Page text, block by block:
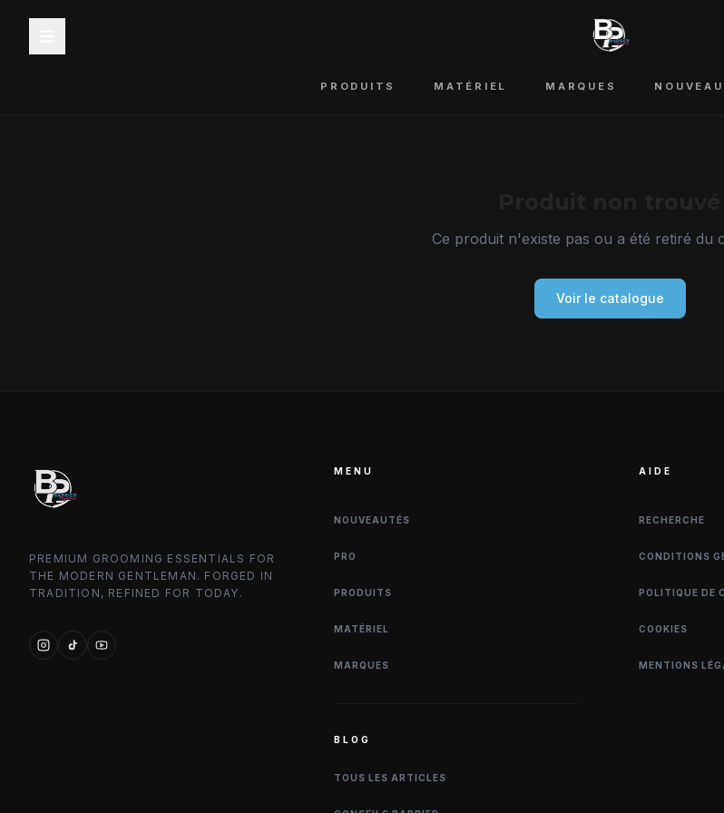
PRODUITS MATÉRIEL MARQUES
Ce produit n'existe pas ou a été retiré du
Voir le catalogue
PREMIUM GROOMING ESSENTIALS FOR
THE MODERN GENTLEMAN. FORGED IN
TRADITION, REFINED FOR TODAY.
MENU
NOUVEAUTÉS
PRO
PRODUITS
MATÉRIEL
MARQUES
BLOG
TOUS LES ARTICLES
AIDE
RECHERCHE
CONDITIONS
POLITIQUE DE
COOKIES
MENTIONS